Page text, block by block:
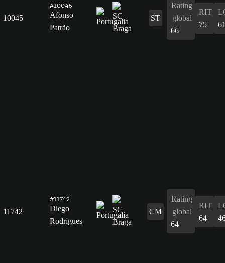
10045
#10045
Afonso
Patrão
ST
Rating
global
66
RIT
75
11742
#11742
Diego
Rodrigues
CM
Rating
global
64
RIT
64